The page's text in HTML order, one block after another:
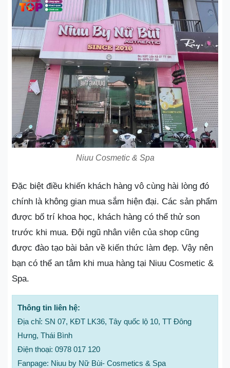
Niuu Cosmetic & Spa
Đặc biệt điều khiến khách hàng vô cùng hài lòng đó
chính là không gian mua sắm hiện đại. Các sản phẩm
được bố trí khoa học, khách hàng có thể thử son
trước khi mua. Đội ngũ nhân viên của shop cũng
được đào tạo bài bản về kiến thức làm đẹp. Vậy nên
bạn có thể an tâm khi mua hàng tại Niuu Cosmetic &
Spa.
Thông tin liên hệ:
Địa chỉ: SN 07, KĐT LK36, Tây quốc lộ 10, TT Đông
Hưng, Thái Bình
Điện thoại: 0978 017 120
Fanpage: Niuu by Nữ Bùi- Cosmetics & Spa